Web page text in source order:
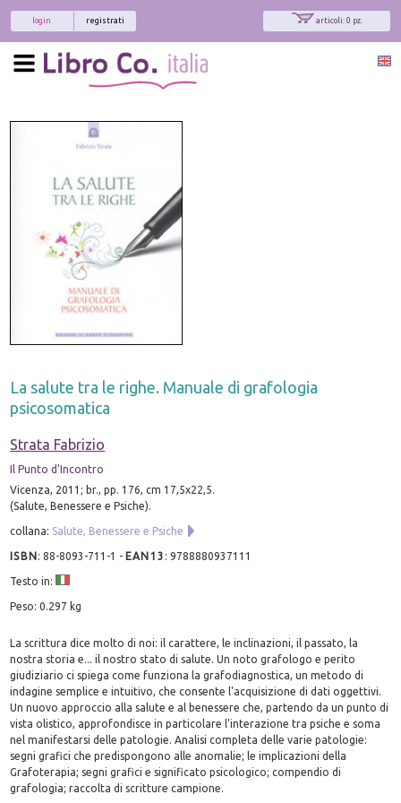
articoli: 0 pz.
registrati
login
La salute tra le righe. Manuale di grafologia
psicosomatica
Strata Fabrizio
Il Punto d'Incontro
Vicenza, 2011; br., pp. 176, cm 17,5x22,5.
(Salute, Benessere e Psiche).
collana: Salute, Benessere e Psiche
ISBN:88-8093-711-1 - EAN13 :9788880937111
Testo in:
Peso: 0.297 kg
La scrittura dice molto di noi: il carattere, le inclinazioni, il passato, la
nostra storia e... il nostro stato di salute. Un noto grafologo e perito
giudiziario ci spiega come funziona la grafodiagnostica, un metodo di
indagine semplice e intuitivo, che consente l'acquisizione di dati oggettivi.
Un nuovo approccio alla salute e al benessere che, partendo da un punto di
vista olistico, approfondisce in particolare l'interazione tra psiche e soma
nel manifestarsi delle patologie. Analisi completa delle varie patologie:
segni grafici che predispongono alle anomalie; le implicazioni della
Grafoterapia; segni grafici e significato psicologico; compendio di
grafologia; raccolta di scritture campione.